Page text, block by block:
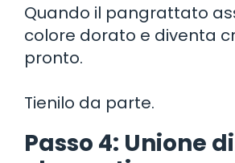
Quando il pangrattato
colore dorato e diventa
pronto.
Tienilo da parte.
Passo 4: Unione